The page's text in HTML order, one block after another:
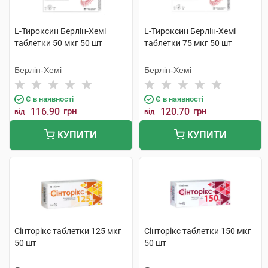
L-Тироксин Берлін-Хемі
таблетки 50 мкг 50 шт
Берлін-Хемі
Є в наявності
від 116.90 грн
КУПИТИ
L-Тироксин Берлін-Хемі
таблетки 75 мкг 50 шт
Берлін-Хемі
Є в наявності
від 120.70 грн
КУПИТИ
Сінторікс таблетки 125 мкг
50 шт
Сінторікс таблетки 150 мкг
50 шт